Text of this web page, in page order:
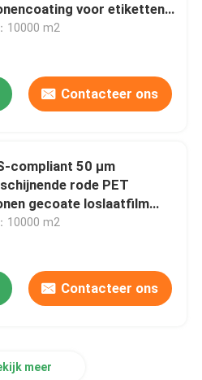
voor etiketten
10000 m2
Contacteer ons
compliant 50 μm
rode PET
gecoate loslaatfilm
en etiketten
10000 m2
Contacteer ons
meer